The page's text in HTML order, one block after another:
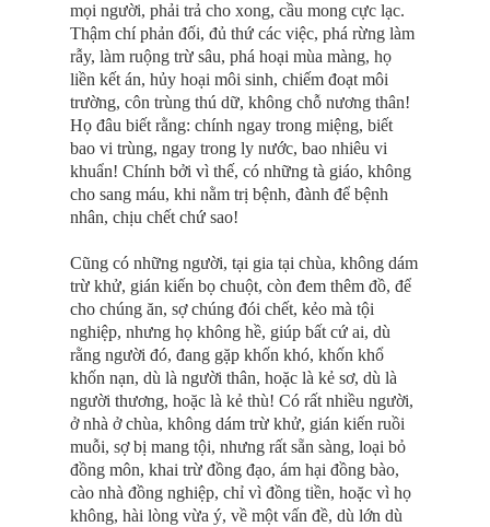
mọi người, phải trả cho xong, cầu mong cực lạc.
Thậm chí phản đối, đủ thứ các việc, phá rừng làm
rẫy, làm ruộng trừ sâu, phá hoại mùa màng, họ
liền kết án, hủy hoại môi sinh, chiếm đoạt môi
trường, côn trùng thú dữ, không chỗ nương thân!
Họ đâu biết rằng: chính ngay trong miệng, biết
bao vi trùng, ngay trong ly nước, bao nhiêu vi
khuẩn! Chính bởi vì thế, có những tà giáo, không
cho sang máu, khi nằm trị bệnh, đành để bệnh
nhân, chịu chết chứ sao!
Cũng có những người, tại gia tại chùa, không dám
trừ khử, gián kiến bọ chuột, còn đem thêm đồ, để
cho chúng ăn, sợ chúng đói chết, kẻo mà tội
nghiệp, nhưng họ không hề, giúp bất cứ ai, dù
rằng người đó, đang gặp khốn khó, khốn khổ
khốn nạn, dù là người thân, hoặc là kẻ sơ, dù là
người thương, hoặc là kẻ thù! Có rất nhiều người,
ở nhà ở chùa, không dám trừ khử, gián kiến ruồi
muỗi, sợ bị mang tội, nhưng rất sẵn sàng, loại bỏ
đồng môn, khai trừ đồng đạo, ám hại đồng bào,
cào nhà đồng nghiệp, chỉ vì đồng tiền, hoặc vì họ
không, hài lòng vừa ý, về một vấn đề, dù lớn dù